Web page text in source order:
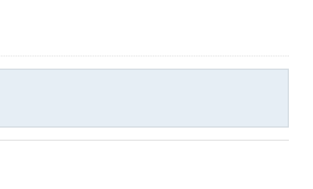
情報の開示･訂正･削除・利
て頂いております。